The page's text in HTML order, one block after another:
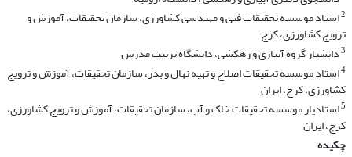
2استاد موسسه تحقیقات فنی و مهندسی کشاورزی، سازمان تحقیقات، آموزش و
ترویج کشاورزی، کرج
3دانشیار گروه آبیاری و زهکشی، دانشگاه تربیت مدرس
4استاد موسسه تحقیقات اصلاح و تهیه نهال و بذر، سازمان تحقیقات، آموزش و ترویج
کشاورزی، کرج، ایران
5استادیار موسسه تحقیقات خاک و آب، سازمان تحقیقات، آموزش و ترویج کشاورزی،
کرج، ایران
چکیده